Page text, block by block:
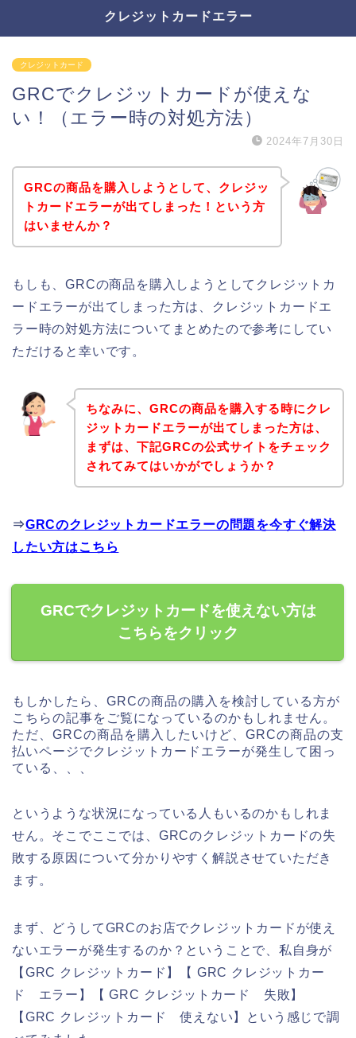
クレジットカードエラー
クレジットカード
GRCでクレジットカードが使えな
い！（エラー時の対処方法）
2024年7月30日
GRCの商品を購入しようとして、クレジッ
トカードエラーが出てしまった！という方
はいませんか？
もしも、GRCの商品を購入しようとしてクレジットカ
ードエラーが出てしまった方は、クレジットカードエ
ラー時の対処方法についてまとめたので参考にしてい
ただけると幸いです。
ちなみに、GRCの商品を購入する時にクレ
ジットカードエラーが出てしまった方は、
まずは、下記GRCの公式サイトをチェック
されてみてはいかがでしょうか？
⇒GRCのクレジットカードエラーの問題を今すぐ解決
したい方はこちら
GRCでクレジットカードを使えない方は
こちらをクリック
もしかしたら、GRCの商品の購入を検討している方が
こちらの記事をご覧になっているのかもしれません。
ただ、GRCの商品を購入したいけど、GRCの商品の支
払いページでクレジットカードエラーが発生して困っ
ている、、、
というような状況になっている人もいるのかもしれま
せん。そこでここでは、GRCのクレジットカードの失
敗する原因について分かりやすく解説させていただき
ます。
まず、どうしてGRCのお店でクレジットカードが使え
ないエラーが発生するのか？ということで、私自身が
【GRC クレジットカード】【 GRC クレジットカー
ド エラー】【 GRC クレジットカード 失敗】
【GRC クレジットカード 使えない】という感じで調